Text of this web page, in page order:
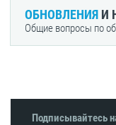
ОБНОВЛЕНИЯ И
Общие вопросы по
Подписывайтесь